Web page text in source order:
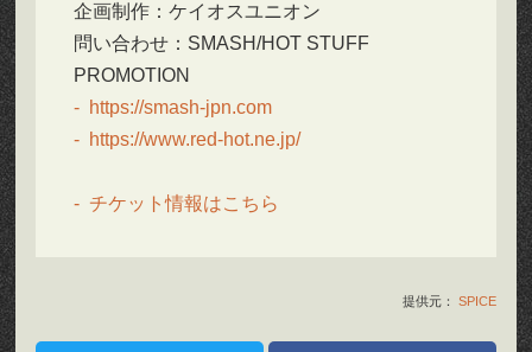
企画制作：ケイオスユニオン
問い合わせ：SMASH/HOT STUFF
PROMOTION
https://smash-jpn.com
https://www.red-hot.ne.jp/
チケット情報はこちら
提供元： SPICE